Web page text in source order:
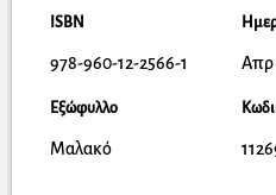
ISBN
978-960-12-2566-1 Απρ
Εξώφυλλο
Μαλακό